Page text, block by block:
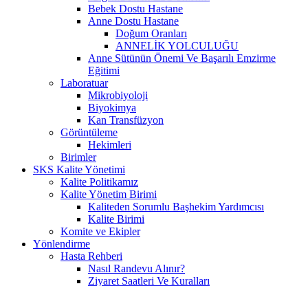
Bebek Dostu Hastane
Anne Dostu Hastane
Doğum Oranları
ANNELİK YOLCULUĞU
Anne Sütünün Önemi Ve Başarılı Emzirme
Eğitimi
Laboratuar
Mikrobiyoloji
Biyokimya
Kan Transfüzyon
Görüntüleme
Hekimleri
Birimler
SKS Kalite Yönetimi
Kalite Politikamız
Kalite Yönetim Birimi
Kaliteden Sorumlu Başhekim Yardımcısı
Kalite Birimi
Komite ve Ekipler
Yönlendirme
Hasta Rehberi
Nasıl Randevu Alınır?
Ziyaret Saatleri Ve Kuralları